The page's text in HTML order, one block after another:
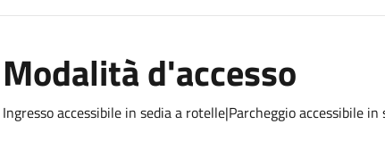
Modalità d'accesso
Ingresso accessibile in sedia a rotelle|Parcheggio accessibile